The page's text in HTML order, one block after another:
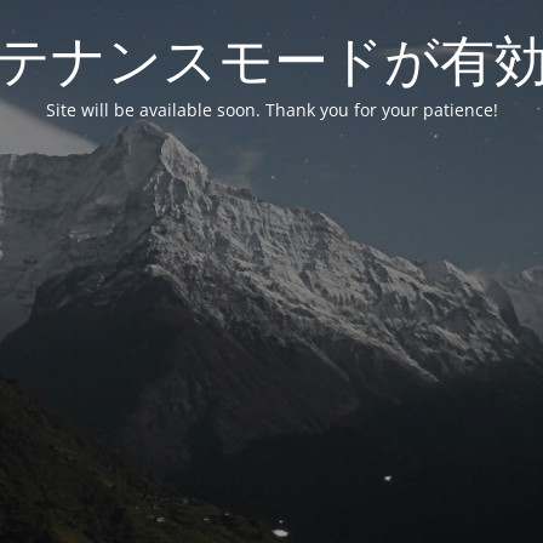
ナンスモードが有
Site will be available soon. Thank you for your patience!